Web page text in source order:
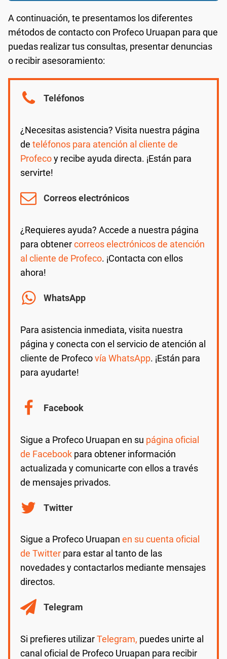
A continuación, te presentamos los diferentes
métodos de contacto con Profeco Uruapan para que
puedas realizar tus consultas, presentar denuncias
o recibir asesoramiento:
Teléfonos
¿Necesitas asistencia? Visita nuestra página
de teléfonos para atención al cliente de
Profecoy recibe ayuda directa. ¡Están para
servirte!
Correos electrónicos
¿Requieres ayuda? Accede a nuestra página
para obtenercorreos electrónicos de atención
al cliente de Profeco. ¡Contacta con ellos
ahora!
WhatsApp
Para asistencia inmediata, visita nuestra
página y conecta con el servicio de atención al
cliente de Profecovía WhatsApp. ¡Están para
para ayudarte!
Facebook
Sigue a Profeco Uruapan en su página oficial
de Facebook para obtener información
actualizada y comunicarte con ellos a través
de mensajes privados.
Twitter
Sigue a Profeco Uruapan en su cuenta oficial
de Twitter para estar al tanto de las
novedades y contactarlos mediante mensajes
directos.
Telegram
Si prefieres utilizarTelegram, puedes unirte al
canal oficial de Profeco Uruapan para recibir